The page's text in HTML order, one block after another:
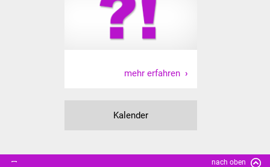
Beschränkte
Ausschreibung
mehr erfahren
Kalender
nach oben